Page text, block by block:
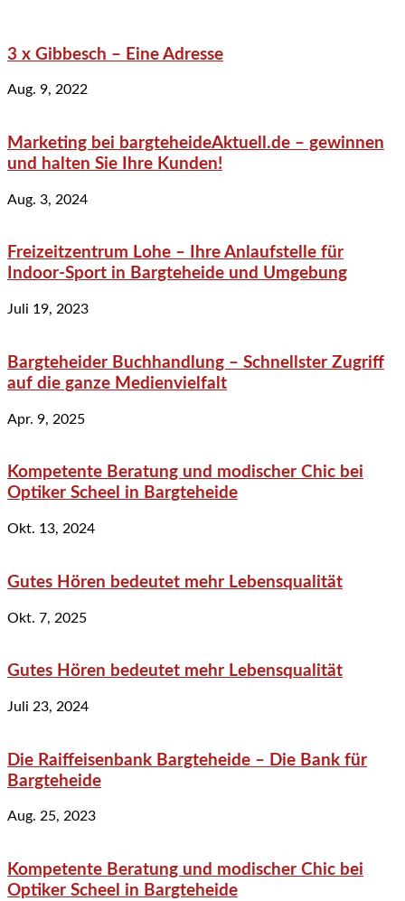
3 x Gibbesch – Eine Adresse
Aug. 9, 2022
Marketing bei bargteheideAktuell.de – gewinnen
und halten Sie Ihre Kunden!
Aug. 3, 2024
Freizeitzentrum Lohe – Ihre Anlaufstelle für
Indoor-Sport in Bargteheide und Umgebung
Juli 19, 2023
Bargteheider Buchhandlung – Schnellster Zugriff
auf die ganze Medienvielfalt
Apr. 9, 2025
Kompetente Beratung und modischer Chic bei
Optiker Scheel in Bargteheide
Okt. 13, 2024
Gutes Hören bedeutet mehr Lebensqualität
Okt. 7, 2025
Gutes Hören bedeutet mehr Lebensqualität
Juli 23, 2024
Die Raiffeisenbank Bargteheide – Die Bank für
Bargteheide
Aug. 25, 2023
Kompetente Beratung und modischer Chic bei
Optiker Scheel in Bargteheide